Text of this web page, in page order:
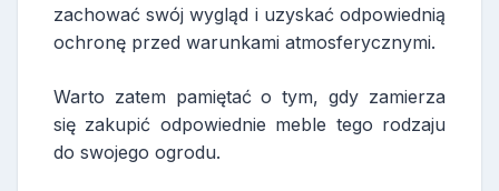
zachować swój wygląd i uzyskać odpowiednią
ochronę przed warunkami atmosferycznymi.
Warto zatem pamiętać o tym, gdy zamierza
się zakupić odpowiednie meble tego rodzaju
do swojego ogrodu.